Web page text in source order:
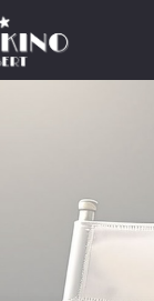
springen